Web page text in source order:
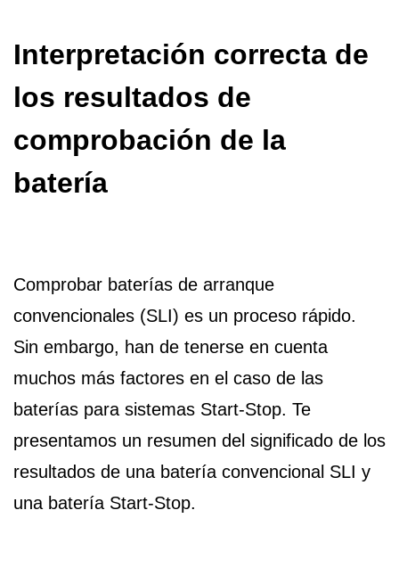
Interpretación correcta de
los resultados de
comprobación de la
batería
Comprobar baterías de arranque
convencionales (SLI) es un proceso rápido.
Sin embargo, han de tenerse en cuenta
muchos más factores en el caso de las
baterías para sistemas Start-Stop. Te
presentamos un resumen del significado de los
resultados de una batería convencional SLI y
una batería Start-Stop.